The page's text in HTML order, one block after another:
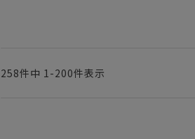
258件中 1 -200件表示